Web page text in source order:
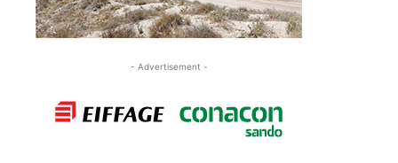
- Advertisement -